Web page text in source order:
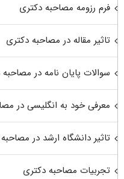
فرم رزومه مصاحبه دکتری
تاثیر مقاله در مصاحبه دکتری
سوالات پایان نامه در
معرفی خود به انگلیسی در
تاثیر دانشگاه ارشد در
تجربیات مصاحبه دکتری